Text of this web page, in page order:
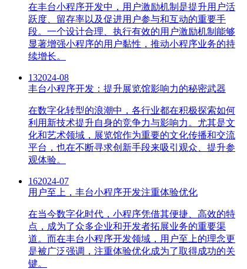
在丰台小程序开发中，用户激励机制是提升用户活
跃度、留存率以及促进用户参与和互动的重要手
段。一个设计合理、执行有效的用户激励机制能够
显著增强小程序的用户黏性，推动小程序业务的持
续增长。
132024-08
丰台小程序开发：提升展览馆影响力的秘密武器
在数字化转型的浪潮中，各行业都在积极探索如何
利用新技术提升自身的竞争力与影响力。尤其是文
化和艺术领域，展览馆作为重要的文化传播和交流
平台，也在不断寻求创新手段来吸引观众、提升参
观体验。
162024-07
用户至上，丰台小程序开发注重体验优化
在当今数字化时代，小程序凭借其便捷、高效的特
点，成为了众多企业和开发者拓展业务的重要渠
道。而在丰台小程序开发领域，用户至上的理念更
是被广泛强调，注重体验优化成为了取得成功的关
键。